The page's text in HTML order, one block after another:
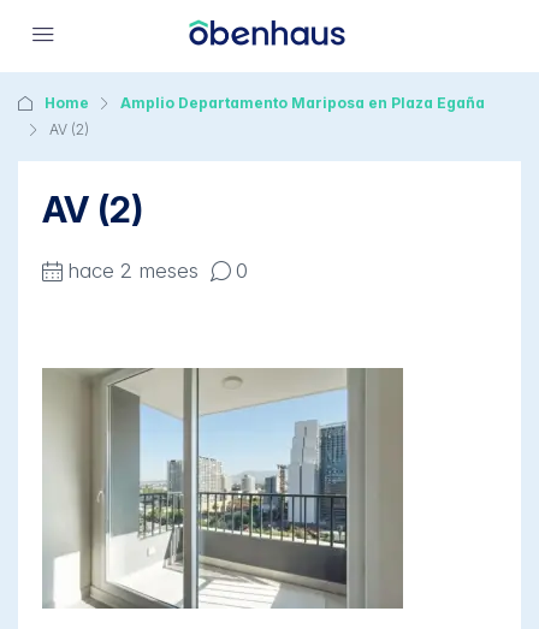
Home
Amplio Departamento Mariposa en Plaza Egaña
AV (2)
AV (2)
hace 2 meses 0